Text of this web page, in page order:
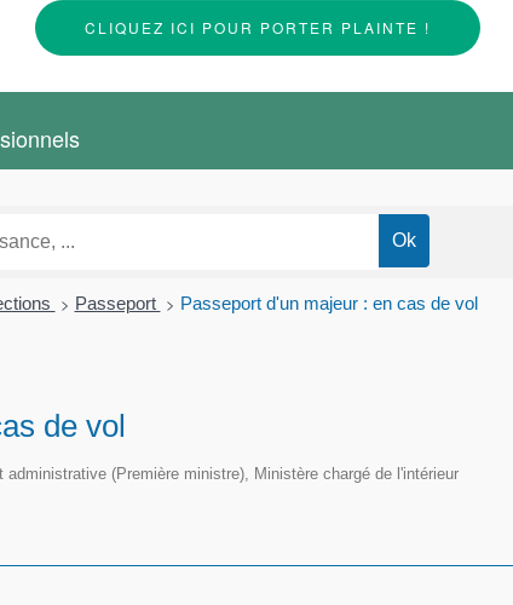
CLIQUEZ ICI POUR PORTER PLAINTE !
> Passeport > Passeport d'un majeur : en cas de vol
de vol
(Première ministre), Ministère chargé de l'intérieur